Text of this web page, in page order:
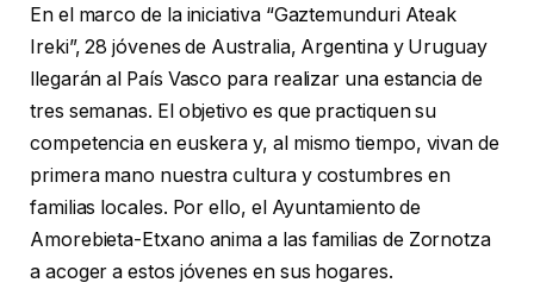
En el marco de la iniciativa “Gaztemunduri Ateak
Ireki”, 28 jóvenes de Australia, Argentina y Uruguay
llegarán al País Vasco para realizar una estancia de
tres semanas. El objetivo es que practiquen su
competencia en euskera y, al mismo tiempo, vivan de
primera mano nuestra cultura y costumbres en
familias locales. Por ello, el Ayuntamiento de
Amorebieta-Etxano anima a las familias de Zornotza
a acoger a estos jóvenes en sus hogares.